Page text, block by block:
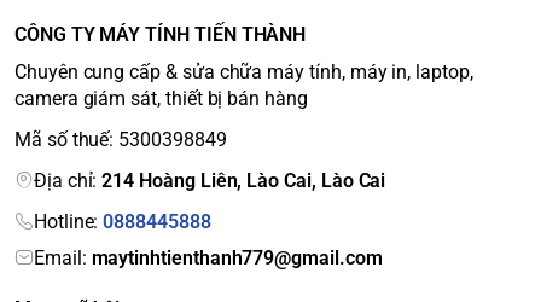
CÔNG TY MÁY TÍNH TIẾN THÀNH
Chuyên cung cấp & sửa chữa máy tính, máy in, laptop,
camera giám sát, thiết bị bán hàng
Mã số thuế: 5300398849
Địa chỉ:214 Hoàng Liên, Lào Cai, Lào Cai
Hotline:0888445888
Email: maytinhtienthanh779@gmail.com